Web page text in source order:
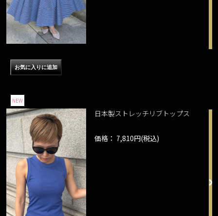
NEW
日本製ストレッチリブトップス
価格： 7,810円(税込)